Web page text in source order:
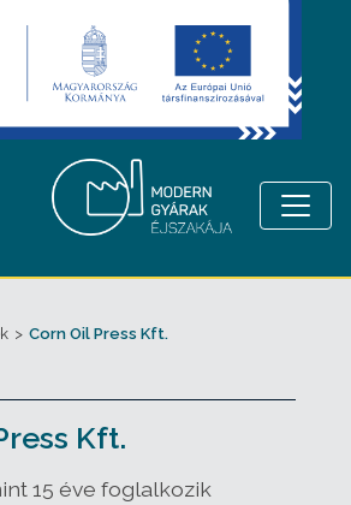
> Corn Oil Press Kft.
Kft.
15 éve foglalkozik